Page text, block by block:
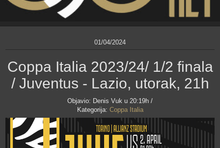
01/04/2024
Coppa Italia 2023/24/ 1/2 finala
/ Juventus - Lazio, utorak, 21h
Objavio: Denis Vuk u 20:19h /
Kategorija: Coppa Italia